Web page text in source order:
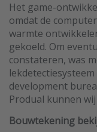
Het game-
omdat de
warmte
gekoeld. Om
constateren, was
development
Produal kunnen
Bouwtekening